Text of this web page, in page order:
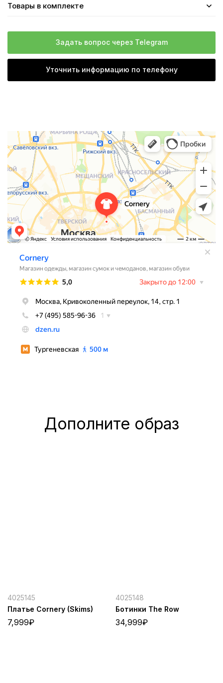
Товары в комплекте
Задать вопрос через Telegram
Уточнить информацию по телефону
Дополните образ
4025145
Платье Cornery (Skims)
7,999₽
4025148
Ботинки The Row
34,999₽